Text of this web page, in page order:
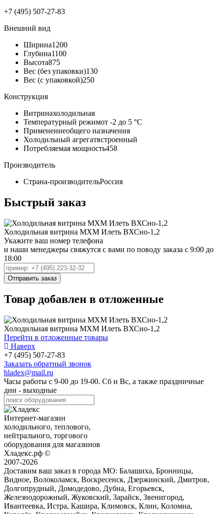
+7 (495) 507-27-83
Внешний вид
Ширина1200
Глубина1100
Высота875
Вес (без упаковки)130
Вес (с упаковкой)250
Конструкция
Витринахолодильная
Температурный режимот -2 до 5 °C
Применениеобщего назначения
Холодильный агрегатвстроенный
Потребляемая мощность458
Производитель
Страна-производительРоссия
Быстрый заказ
Холодильная витрина МХМ Илеть ВХСно-1,2
Укажите ваш номер телефона
и наши менеджеры свяжутся с вами по поводу заказа с 9:00 до
18:00
Товар добавлен в отложенные
Холодильная витрина МХМ Илеть ВХСно-1,2
Перейти в отложенные товары
Наверх
+7 (495) 507-27-83
Заказать обратный звонок
hladex@mail.ru
Часы работы с 9-00 до 19-00. Сб и Вс, а также праздничные
дни - выходные
Интернет-магазин
холодильного, теплового,
нейтрального, торгового
оборудования для магазинов
Хладекс.рф ©
2007-2026
Доставим ваш заказ в города МО: Балашиха, Бронницы,
Видное, Волоколамск, Воскресенск, Дзержинский, Дмитров,
Долгопрудный, Домодедово, Дубна, Егорьевск,
Железнодорожный, Жуковский, Зарайск, Звенигород,
Ивантеевка, Истра, Кашира, Климовск, Клин, Коломна,